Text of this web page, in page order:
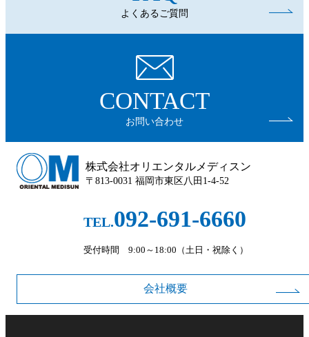
よくあるご質問
CONTACT
お問い合わせ
株式会社オリエンタルメディスン
〒813-0031 福岡市東区八田1-4-52
TEL.092-691-6660
受付時間 9:00～18:00（土日・祝除く）
会社概要